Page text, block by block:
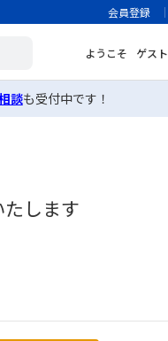
会員登録
ようこそ ゲスト
談も受付中です！
します